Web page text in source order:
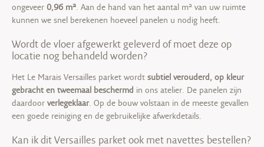
ongeveer 0,96 m². Aan de hand van het aantal m² van uw ruimte
kunnen we snel berekenen hoeveel panelen u nodig heeft.
Wordt de vloer afgewerkt geleverd of moet deze op
locatie nog behandeld worden?
Het Le Marais Versailles parket wordt subtiel verouderd, op kleur
gebracht en tweemaal beschermd in ons atelier. De panelen zijn
daardoor verlegeklaar. Op de bouw volstaan in de meeste gevallen
een goede reiniging en de gebruikelijke afwerkdetails.
Kan ik dit Versailles parket ook met navettes bestellen?